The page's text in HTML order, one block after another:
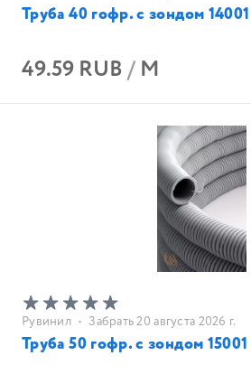
Труба 40 гофр. с зондом 14001
49.59 RUB/ М
Рувинил • Забрать 20 августа 2026 г.
Труба 50 гофр. с зондом 15001